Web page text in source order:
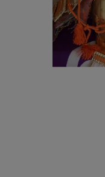
Une
SHOWA
la